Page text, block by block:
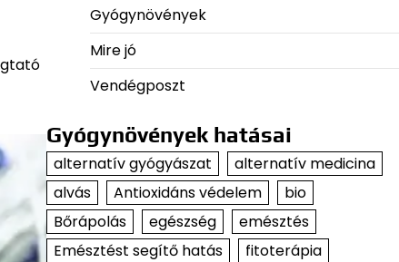
Gyógynövények
Mire jó
Vendégposzt
Gyógynövények hatásai
alternatív gyógyászat
alternatív medicina
alvás
Antioxidáns védelem
bio
Bőrápolás
egészség
emésztés
Emésztést segítő hatás
fitoterápia